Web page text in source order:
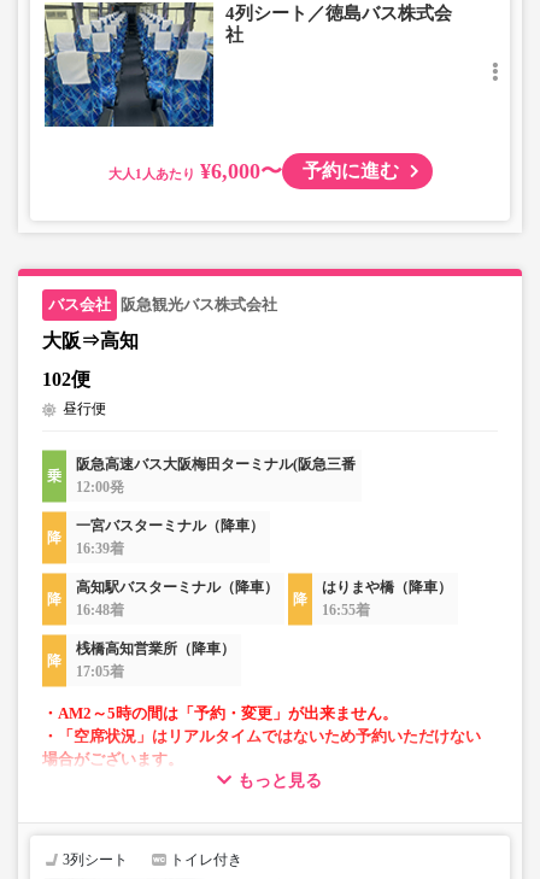
4列シート／徳島バス株式会
社
大人 ¥6,000〜 予約に進む
阪急観光バス株式会社
大阪⇒高知
102便
昼行便
阪急高速バス大阪梅田ターミナル(阪急三番
12:00発
一宮バスターミナル（降車）
16:39着
高知駅バスターミナル（降車）
16:48着
はりまや橋（降車）
16:55着
桟橋高知営業所（降車）
17:05着
・AM2～5時の間は「予約・変更」が出来ません。
・「空席状況」はリアルタイムではないため予約いただけない
場合がございます。
いません。
もっと見る
3列シート トイレ付き